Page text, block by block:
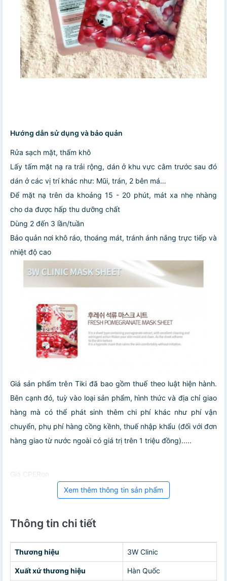
Hướng dẫn sử dụng và bảo quản
Rửa sạch mặt, thấm khô
Lấy tấm mặt nạ ra trải rộng, dán ở khu vực cằm trước sau đó
dán ở các vị trí khác như: Mũi, trán, 2 bên má…
Để mặt nạ trên da khoảng 15 - 20 phút, mát xa nhẹ nhàng
cho da được hấp thu dưỡng chất
Dùng 2 đến 3 lần/tuần
Bảo quản nơi khô ráo, thoáng mát, tránh ánh nắng trực tiếp và
nhiệt độ cao
Giá sản phẩm trên Tiki đã bao gồm thuế theo luật hiện hành.
Bên cạnh đó, tuỳ vào loại sản phẩm, hình thức và địa chỉ giao
hàng mà có thể phát sinh thêm chi phí khác như phí vận
chuyển, phụ phí hàng cồng kềnh, thuế nhập khẩu (đối với đơn
hàng giao từ nước ngoài có giá trị trên 1 triệu đồng).....
Giá CPERon
Xem thêm thông tin sản phẩm
Thông tin chi tiết
Thương hiệu 3W Clinic
Xuất xứ thương hiệu Hàn Quốc